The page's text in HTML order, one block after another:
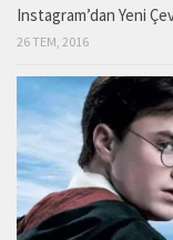
Instagram’dan Yeni
26 TEM, 2016